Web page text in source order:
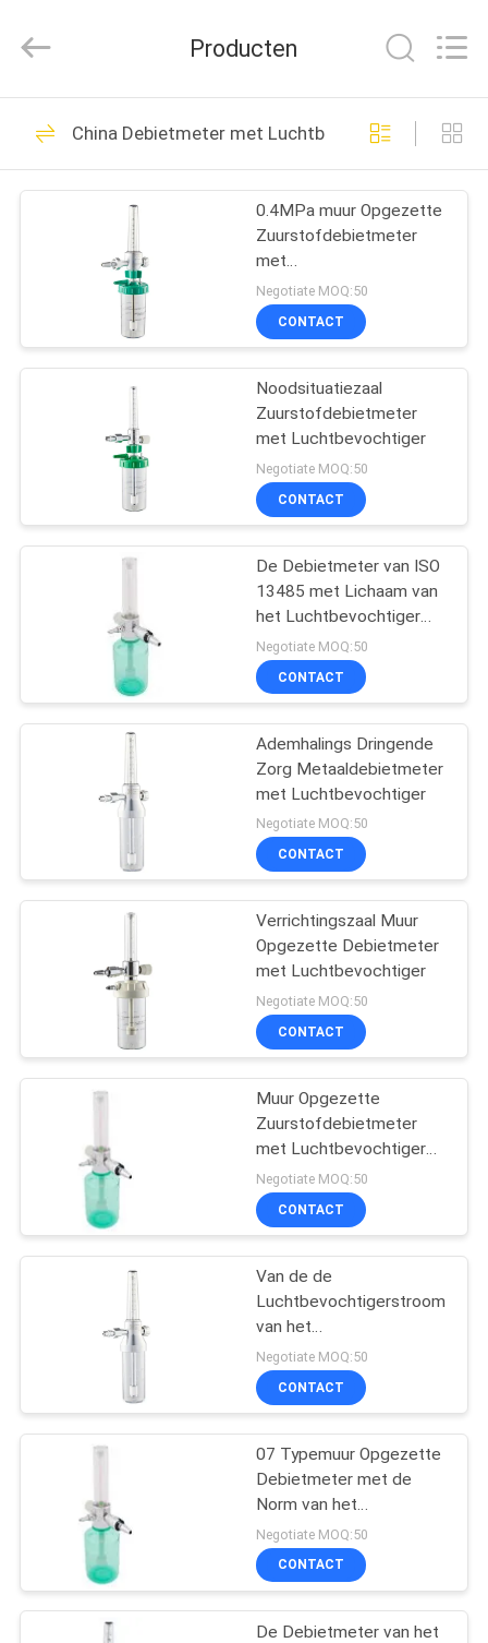
HUIS
PRODUCTEN
ONGEVEER
FABRIEKSREIS
KWALITEITSCONTROLE
CONTACTEER
ONS
VERZOEK
CITAAT
SITEMAP
PRIVACY
POLICY
Ltd..
Reserved.
Medische Gasafzet
30
Medische
Gasadapters
25
Medische
Gastoebehoren
3
Medische
Gasverzamelleiding
Medische Bed
Hoofdeenheid
1
De Regelgever van
zuurstofdebietmeter
met
Luchtbevochtiger
Debietmeter met
Luchtbevochtiger
Producten
China Debietmeter met Luchtbevochtiger
0.4MPa muur Opgezette
Zuurstofdebietmeter
met
Luchtbevochtigerfles
Negotiate MOQ:50
CONTACT
Noodsituatiezaal
Zuurstofdebietmeter
met Luchtbevochtiger
Negotiate MOQ:50
CONTACT
De Debietmeter van ISO
13485 met Lichaam van
het Luchtbevochtiger
het Chrome Geplateerde
Messing
Negotiate MOQ:50
CONTACT
Ademhalings Dringende
Zorg Metaaldebietmeter
met Luchtbevochtiger
Negotiate MOQ:50
CONTACT
Verrichtingszaal Muur
Opgezette Debietmeter
met Luchtbevochtiger
Negotiate MOQ:50
CONTACT
Muur Opgezette
Zuurstofdebietmeter
met Luchtbevochtiger
07 Type
Negotiate MOQ:50
CONTACT
Van de de
Luchtbevochtigerstroom
van het
zuurstofinhaleertoestel
van het de Meter
Ademhalings Medische
Negotiate MOQ:50
CONTACT
07 Typemuur Opgezette
Debietmeter met de
Norm van het
Inhaleertoestelbs van de
Luchtbevochtigerzuurstof
Negotiate MOQ:50
CONTACT
De Debietmeter van het